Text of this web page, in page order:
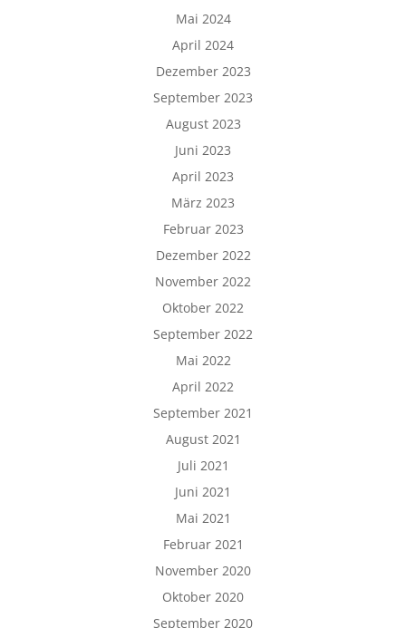
Mai 2024
April 2024
Dezember 2023
September 2023
August 2023
Juni 2023
April 2023
März 2023
Februar 2023
Dezember 2022
November 2022
Oktober 2022
September 2022
Mai 2022
April 2022
September 2021
August 2021
Juli 2021
Juni 2021
Mai 2021
Februar 2021
November 2020
Oktober 2020
September 2020